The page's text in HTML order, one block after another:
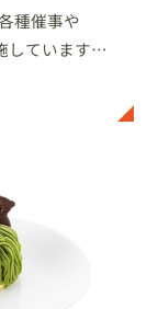
種催事や
しています。
ント・行事
査結果を一